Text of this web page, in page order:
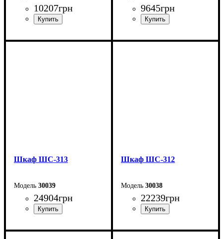
10207грн
Ширина: 135 см
9645грн
Ширина: 135 см
Шкаф ШС-313
30039
24904грн
Ширина: 200 см
Шкаф ШС-312
30038
22239грн
Ширина: 200 см